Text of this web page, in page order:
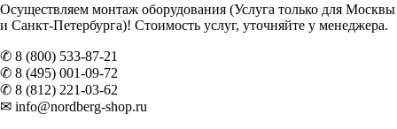
Осуществляем монтаж оборудования (Услуга только для Москвы
и Санкт-Петербурга)! Стоимость услуг, уточняйте у менеджера.
✆ 8 (800) 533-87-21
✆ 8 (495) 001-09-72
✆ 8 (812) 221-03-62
✉ info@nordberg-shop.ru